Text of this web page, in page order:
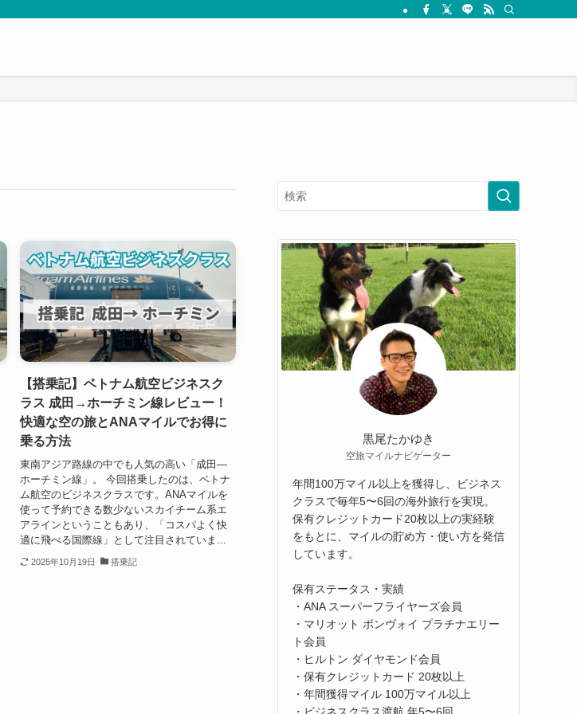
【搭乗記】ベトナム航空ビジネスク
ラス 成田→ホーチミン線レビュー！
快適な空の旅とANAマイルでお得に
乗る方法
東南アジア路線の中でも人気の高い「成田―
ホーチミン線」。 今回搭乗したのは、ベトナ
ム航空のビジネスクラスです。ANAマイルを
使って予約できる数少ないスカイチーム系エ
アラインということもあり、「コスパよく快
適に飛べる国際線」として注目されていま...
2025年10月19日 搭乗記
黒尾たかゆき
空旅マイルナビゲーター
年間100万マイル以上を獲得し、ビジネス
クラスで毎年5〜6回の海外旅行を実現。
保有クレジットカード20枚以上の実経験
をもとに、マイルの貯め方・使い方を発信
しています。
保有ステータス・実績
・ANA スーパーフライヤーズ会員
・マリオット ボンヴォイ プラチナエリー
ト会員
・ヒルトン ダイヤモンド会員
・保有クレジットカード 20枚以上
・年間獲得マイル 100万マイル以上
・ビジネスクラス渡航 年5〜6回